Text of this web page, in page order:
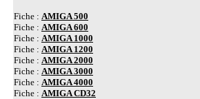
Fiche : AMIGA 500
Fiche : AMIGA 600
Fiche : AMIGA 1000
Fiche : AMIGA 1200
Fiche : AMIGA 2000
Fiche : AMIGA 3000
Fiche : AMIGA 4000
Fiche : AMIGA CD32